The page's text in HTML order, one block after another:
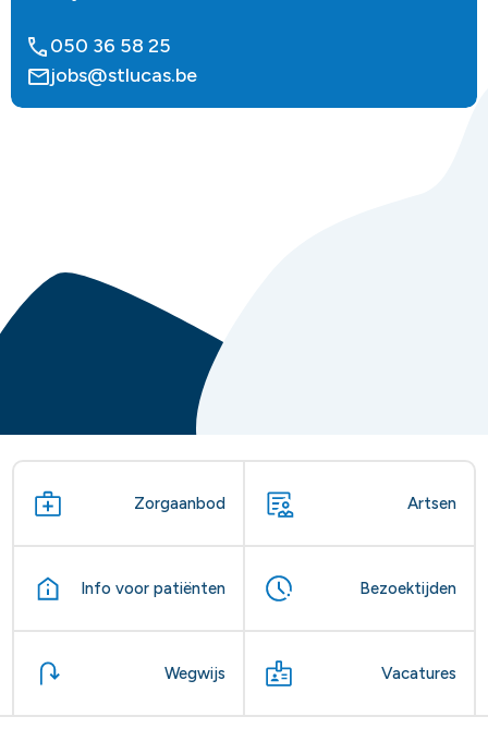
050 36 58 25
jobs@stlucas.be
Zorgaanbod Artsen
Info voor patiënten Bezoektijden
Wegwijs Vacatures